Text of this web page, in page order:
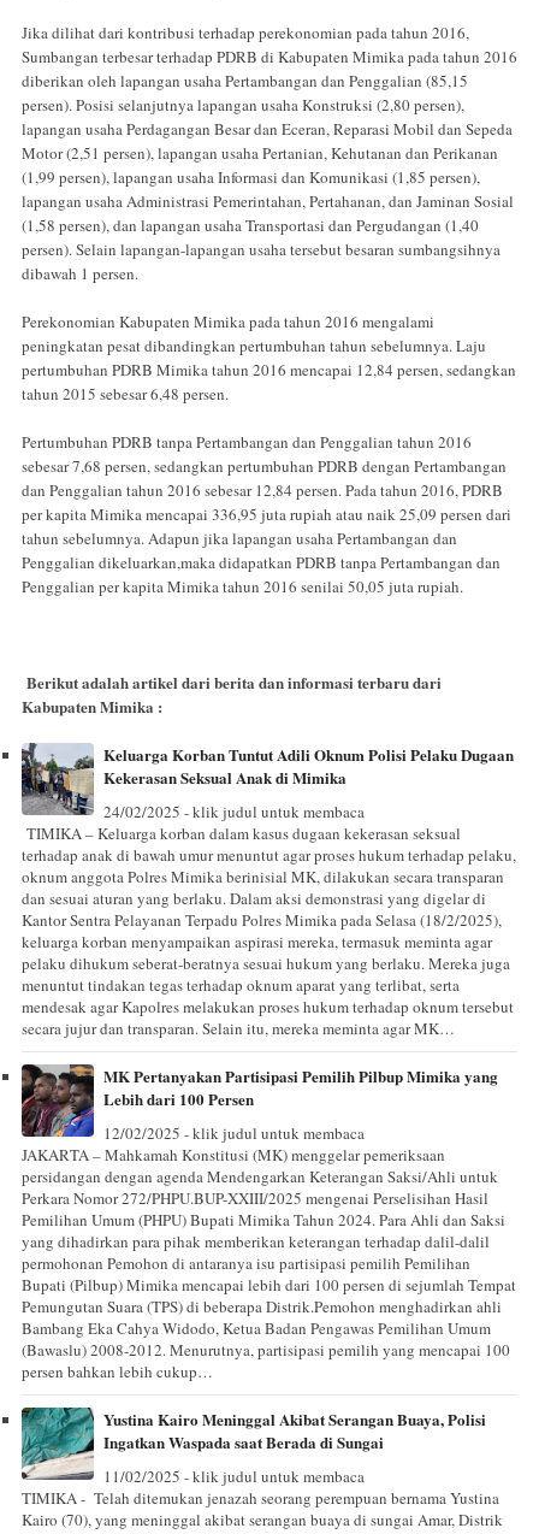
Jika dilihat dari kontribusi terhadap perekonomian pada tahun 2016,
Sumbangan terbesar terhadap PDRB di Kabupaten Mimika pada tahun 2016
diberikan oleh lapangan usaha Pertambangan dan Penggalian (85,15
persen). Posisi selanjutnya lapangan usaha Konstruksi (2,80 persen),
lapangan usaha Perdagangan Besar dan Eceran, Reparasi Mobil dan Sepeda
Motor (2,51 persen), lapangan usaha Pertanian, Kehutanan dan Perikanan
(1,99 persen), lapangan usaha Informasi dan Komunikasi (1,85 persen),
lapangan usaha Administrasi Pemerintahan, Pertahanan, dan Jaminan Sosial
(1,58 persen), dan lapangan usaha Transportasi dan Pergudangan (1,40
persen). Selain lapangan-lapangan usaha tersebut besaran sumbangsihnya
dibawah 1 persen.
Perekonomian Kabupaten Mimika pada tahun 2016 mengalami
peningkatan pesat dibandingkan pertumbuhan tahun sebelumnya. Laju
pertumbuhan PDRB Mimika tahun 2016 mencapai 12,84 persen, sedangkan
tahun 2015 sebesar 6,48 persen.
Pertumbuhan PDRB tanpa Pertambangan dan Penggalian tahun 2016
sebesar 7,68 persen, sedangkan pertumbuhan PDRB dengan Pertambangan
dan Penggalian tahun 2016 sebesar 12,84 persen. Pada tahun 2016, PDRB
per kapita Mimika mencapai 336,95 juta rupiah atau naik 25,09 persen dari
tahun sebelumnya. Adapun jika lapangan usaha Pertambangan dan
Penggalian dikeluarkan,maka didapatkan PDRB tanpa Pertambangan dan
Penggalian per kapita Mimika tahun 2016 senilai 50,05 juta rupiah.
Berikut adalah artikel dari berita dan informasi terbaru dari
Kabupaten Mimika :
Keluarga Korban Tuntut Adili Oknum Polisi Pelaku Dugaan
Kekerasan Seksual Anak di Mimika
24/02/2025 - klik judul untuk membaca
TIMIKA – Keluarga korban dalam kasus dugaan kekerasan seksual
terhadap anak di bawah umur menuntut agar proses hukum terhadap pelaku,
oknum anggota Polres Mimika berinisial MK, dilakukan secara transparan
dan sesuai aturan yang berlaku. Dalam aksi demonstrasi yang digelar di
Kantor Sentra Pelayanan Terpadu Polres Mimika pada Selasa (18/2/2025),
keluarga korban menyampaikan aspirasi mereka, termasuk meminta agar
pelaku dihukum seberat-beratnya sesuai hukum yang berlaku. Mereka juga
menuntut tindakan tegas terhadap oknum aparat yang terlibat, serta
mendesak agar Kapolres melakukan proses hukum terhadap oknum tersebut
secara jujur dan transparan. Selain itu, mereka meminta agar MK…
MK Pertanyakan Partisipasi Pemilih Pilbup Mimika yang
Lebih dari 100 Persen
12/02/2025 - klik judul untuk membaca
JAKARTA – Mahkamah Konstitusi (MK) menggelar pemeriksaan
persidangan dengan agenda Mendengarkan Keterangan Saksi/Ahli untuk
Perkara Nomor 272/PHPU.BUP-XXIII/2025 mengenai Perselisihan Hasil
Pemilihan Umum (PHPU) Bupati Mimika Tahun 2024. Para Ahli dan Saksi
yang dihadirkan para pihak memberikan keterangan terhadap dalil-dalil
permohonan Pemohon di antaranya isu partisipasi pemilih Pemilihan
Bupati (Pilbup) Mimika mencapai lebih dari 100 persen di sejumlah Tempat
Pemungutan Suara (TPS) di beberapa Distrik.Pemohon menghadirkan ahli
Bambang Eka Cahya Widodo, Ketua Badan Pengawas Pemilihan Umum
(Bawaslu) 2008-2012. Menurutnya, partisipasi pemilih yang mencapai 100
persen bahkan lebih cukup…
Yustina Kairo Meninggal Akibat Serangan Buaya, Polisi
Ingatkan Waspada saat Berada di Sungai
11/02/2025 - klik judul untuk membaca
TIMIKA - Telah ditemukan jenazah seorang perempuan bernama Yustina
Kairo (70), yang meninggal akibat serangan buaya di sungai Amar, Distrik